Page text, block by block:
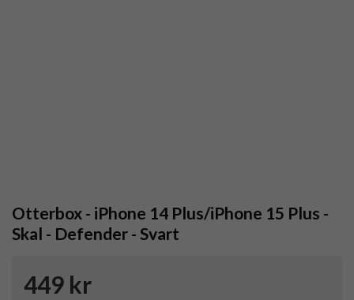
Otterbox - iPhone 14 Plus/iPhone 15 Plus -
Skal - Defender - Svart
449 kr